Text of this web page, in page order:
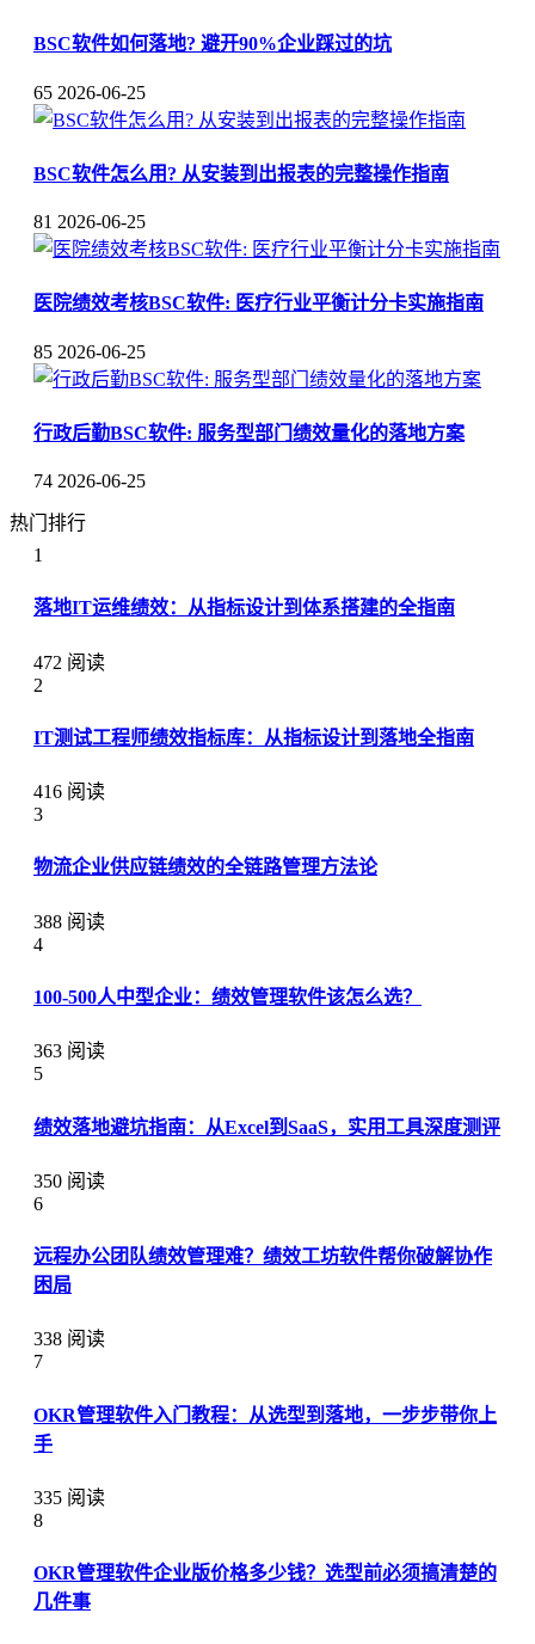
BSC软件如何落地? 避开90%企业踩过的坑
65 2026-06-25
BSC软件怎么用? 从安装到出报表的完整操作指南
81 2026-06-25
医院绩效考核BSC软件: 医疗行业平衡计分卡实施指南
85 2026-06-25
行政后勤BSC软件: 服务型部门绩效量化的落地方案
74 2026-06-25
热门排行
1
落地IT运维绩效：从指标设计到体系搭建的全指南
472 阅读
2
IT测试工程师绩效指标库：从指标设计到落地全指南
416 阅读
3
物流企业供应链绩效的全链路管理方法论
388 阅读
4
100-500人中型企业：绩效管理软件该怎么选？
363 阅读
5
绩效落地避坑指南：从Excel到SaaS，实用工具深度测评
350 阅读
6
远程办公团队绩效管理难？绩效工坊软件帮你破解协作
困局
338 阅读
7
OKR管理软件入门教程：从选型到落地，一步步带你上
手
335 阅读
8
OKR管理软件企业版价格多少钱？选型前必须搞清楚的
几件事